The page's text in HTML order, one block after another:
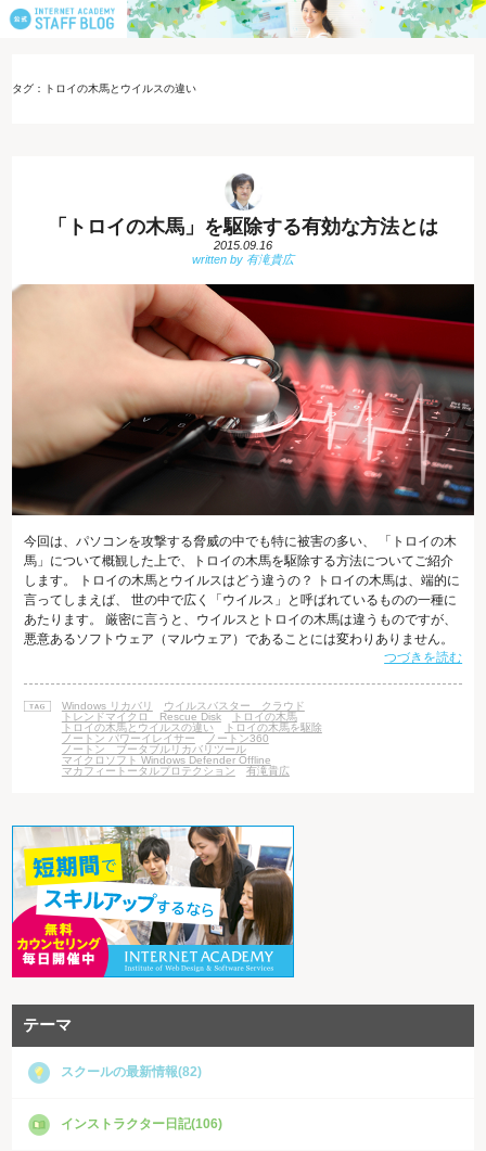
タグ：トロイの木馬とウイルスの違い
「トロイの木馬」を駆除する有効な方法とは
2015.09.16
今回は、パソコンを攻撃する脅威の中でも特に被害の多い、 「トロイの木
馬」について概観した上で、トロイの木馬を駆除する方法についてご紹介
します。 トロイの木馬とウイルスはどう違うの？ トロイの木馬は、端的に
言ってしまえば、 世の中で広く「ウイルス」と呼ばれているものの一種に
あたります。 厳密に言うと、ウイルスとトロイの木馬は違うものですが、
悪意あるソフトウェア（マルウェア）であることには変わりありません。
ウイルスは感染するためのファイル（寄生される宿主）が必要なのに対
ファイルを必要としません。 また、ウイルスは他のパソコンにも感染する
ために自分自身を複製する機能があるのですが、 トロイの木馬は、基本的
には自分自身を複製す
つづきを読む
Windows リカバリ
ウイルスバスター クラウド
トレンドマイクロ Rescue Disk
トロイの木馬
トロイの木馬とウイルスの違い
トロイの木馬を駆除
ノートン パワーイレイサー
ノートン360
ノートン ブータブルリカバリツール
マイクロソフト Windows Defender Offline
マカフィートータルプロテクション
有滝貴広
テーマ
スクールの最新情報(82)
インストラクター日記(106)